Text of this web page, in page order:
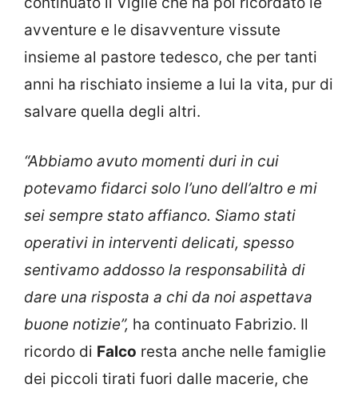
avventure e le disavventure vissute
insieme al pastore tedesco, che per tanti
anni ha rischiato insieme a lui la vita, pur di
salvare quella degli altri.
“Abbiamo avuto momenti duri in cui
potevamo fidarci solo l’uno dell’altro e mi
sei sempre stato affianco. Siamo stati
operativi in interventi delicati, spesso
sentivamo addosso la responsabilità di
dare una risposta a chi da noi aspettava
buone notizie”, ha continuato Fabrizio. Il
ricordo di Falco resta anche nelle famiglie
dei piccoli tirati fuori dalle macerie, che